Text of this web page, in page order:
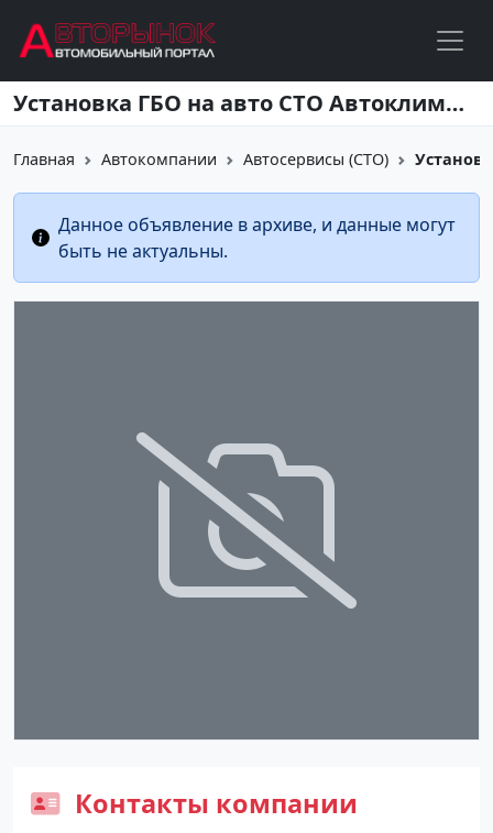
Перейти к основному содержанию Установка ГБО на авто СТО АвтоклиматКРД Краснодар
Главная Автокомпании Автосервисы (СТО)
Данное объявление в архиве, и данные могут
быть не актуальны.
Контакты компании